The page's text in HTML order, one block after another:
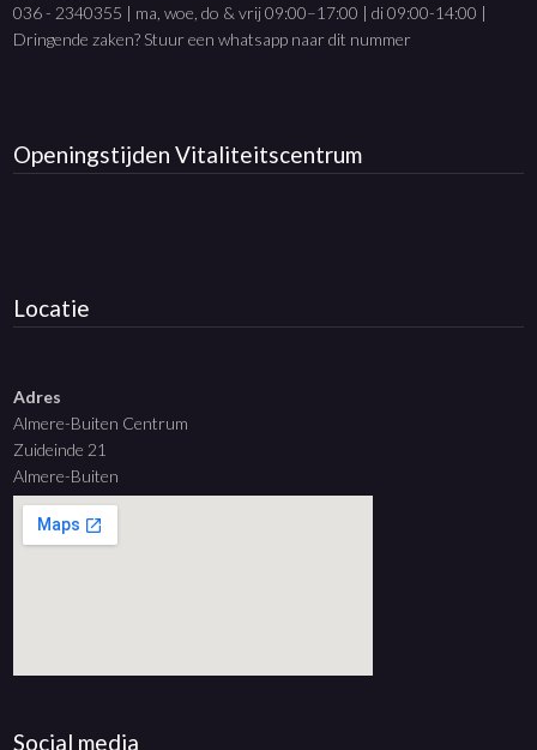
036 - 2340355 | ma, woe, do & vrij 09:00–17:00 | di 09:00-14:00 |
Dringende zaken? Stuur een whatsapp naar dit nummer
OpeningstijdenVitaliteitscentrum
Locatie
Adres
Almere-Buiten Centrum
Zuideinde 21
Almere-Buiten
Social media